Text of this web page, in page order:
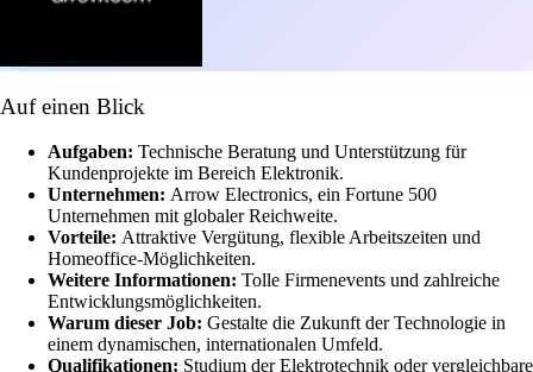
Auf einen Blick
Aufgaben: Technische Beratung und Unterstützung für
Kundenprojekte im Bereich Elektronik.
Unternehmen: Arrow Electronics, ein Fortune 500
Unternehmen mit globaler Reichweite.
Vorteile: Attraktive Vergütung, flexible Arbeitszeiten und
Homeoffice-Möglichkeiten.
Weitere Informationen: Tolle Firmenevents und zahlreiche
Entwicklungsmöglichkeiten.
Warum dieser Job: Gestalte die Zukunft der Technologie in
einem dynamischen, internationalen Umfeld.
Qualifikationen: Studium der Elektrotechnik oder vergleichbare